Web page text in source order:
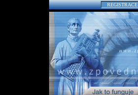
REGISTRACE